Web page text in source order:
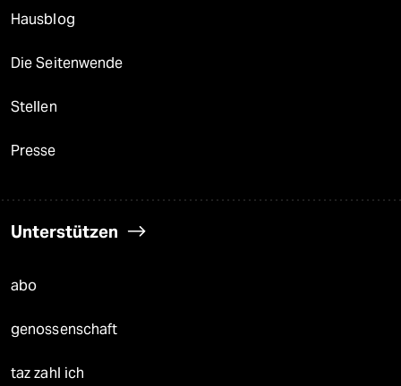
Hausblog
Die Seitenwende
Stellen
Presse
Unterstützen
abo
genossenschaft
taz zahl ich